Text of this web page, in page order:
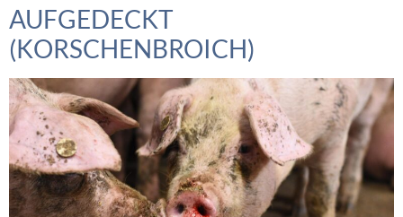
AUFGEDECKT
(KORSCHENBROICH)